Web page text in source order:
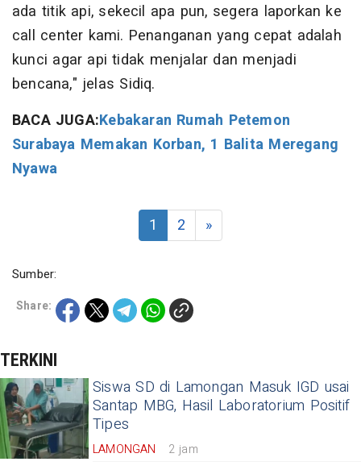
ada titik api, sekecil apa pun, segera laporkan ke
call center kami. Penanganan yang cepat adalah
kunci agar api tidak menjalar dan menjadi
bencana," jelas Sidiq.
BACA JUGA:Kebakaran Rumah Petemon
Surabaya Memakan Korban, 1 Balita Meregang
Nyawa
1 2 »
Sumber:
Share:
TERKINI
Siswa SD di Lamongan Masuk IGD usai
Santap MBG, Hasil Laboratorium Positif
Tipes
LAMONGAN 2 jam